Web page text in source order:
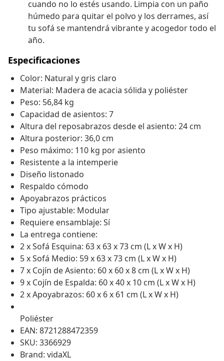
cuando no lo estés usando. Limpia con un paño
húmedo para quitar el polvo y los derrames, así
tu sofá se mantendrá vibrante y acogedor todo el
año.
Especificaciones
Color: Natural y gris claro
Material: Madera de acacia sólida y poliéster
Peso: 56,84 kg
Capacidad de asientos: 7
Altura del reposabrazos desde el asiento: 24 cm
Altura posterior: 36,0 cm
Peso máximo: 110 kg por asiento
Resistente a la intemperie
Diseño listonado
Respaldo cómodo
Apoyabrazos prácticos
Tipo ajustable: Modular
Requiere ensamblaje: Sí
La entrega contiene:
2 x Sofá Esquina: 63 x 63 x 73 cm (L x W x H)
5 x Sofá Medio: 59 x 63 x 73 cm (L x W x H)
7 x Cojín de Asiento: 60 x 60 x 8 cm (L x W x H)
9 x Cojín de Espalda: 60 x 40 x 10 cm (L x W x H)
2 x Apoyabrazos: 60 x 6 x 61 cm (L x W x H)
Poliéster
EAN: 8721288472359
SKU: 3366929
Brand: vidaXL